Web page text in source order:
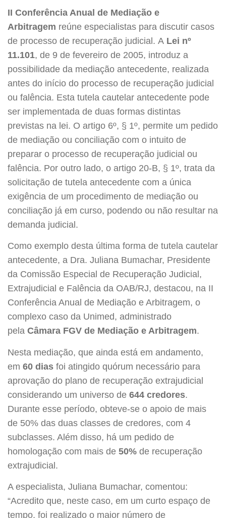
II Conferência Anual de Mediação e
Arbitragem reúne especialistas para discutir casos
de processo de recuperação judicial. A Lei nº
11.101, de 9 de fevereiro de 2005, introduz a
possibilidade da mediação antecedente, realizada
antes do início do processo de recuperação judicial
ou falência. Esta tutela cautelar antecedente pode
ser implementada de duas formas distintas
previstas na lei. O artigo 6º, § 1º, permite um pedido
de mediação ou conciliação com o intuito de
preparar o processo de recuperação judicial ou
falência. Por outro lado, o artigo 20-B, § 1º, trata da
solicitação de tutela antecedente com a única
exigência de um procedimento de mediação ou
conciliação já em curso, podendo ou não resultar na
demanda judicial.
Como exemplo desta última forma de tutela cautelar
antecedente, a Dra. Juliana Bumachar, Presidente
da Comissão Especial de Recuperação Judicial,
Extrajudicial e Falência da OAB/RJ, destacou, na II
Conferência Anual de Mediação e Arbitragem, o
complexo caso da Unimed, administrado
pela Câmara FGV de Mediação e Arbitragem.
Nesta mediação, que ainda está em andamento,
em 60 dias foi atingido quórum necessário para
aprovação do plano de recuperação extrajudicial
considerando um universo de 644 credores.
Durante esse período, obteve-se o apoio de mais
de 50% das duas classes de credores, com 4
subclasses. Além disso, há um pedido de
homologação com mais de 50% de recuperação
extrajudicial.
A especialista, Juliana Bumachar, comentou:
“Acredito que, neste caso, em um curto espaço de
tempo, foi realizado o maior número de